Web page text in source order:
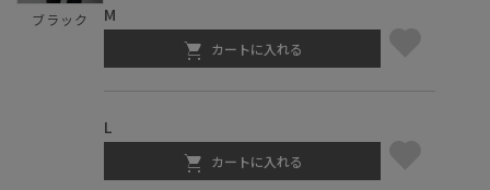
ブラック M
カートに入れる
L
カートに入れる